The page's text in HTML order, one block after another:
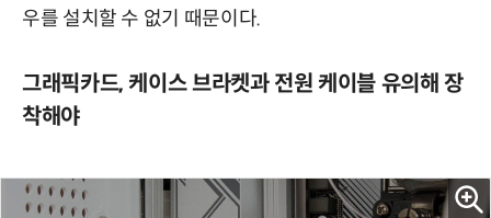
우를 설치할 수 없기 때문이다.
그래픽카드, 케이스 브라켓과 전원 케이블 유의해 장
착해야